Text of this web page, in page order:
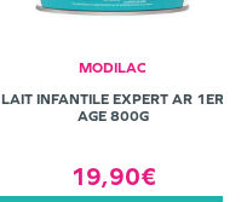
MODILAC
LAIT INFANTILE EXPERT AR 1ER
AGE 800G
19,90€